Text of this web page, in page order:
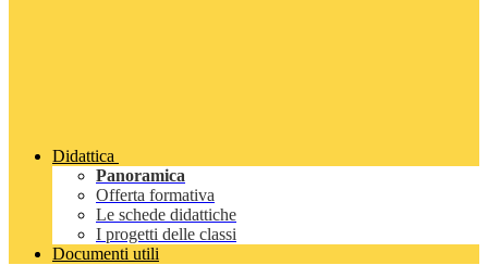
Didattica
Panoramica
Offerta formativa
Le schede didattiche
I progetti delle classi
Documenti utili